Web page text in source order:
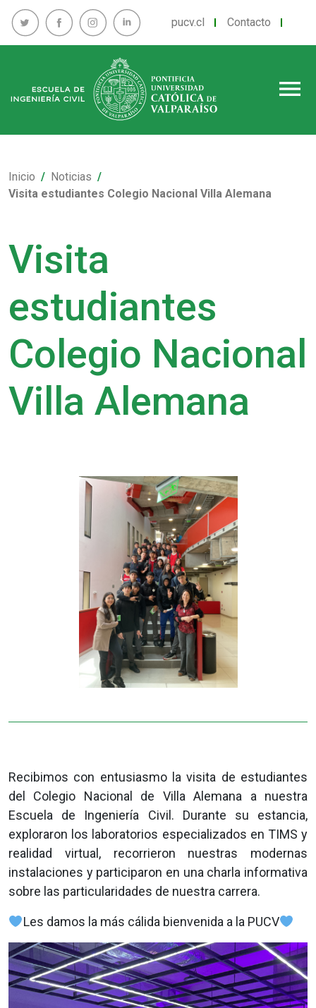
pucv.cl Contacto
menu
Inicio
Noticias
Visita estudiantes Colegio Nacional Villa Alemana
Visita
estudiantes
Colegio Nacional
Villa Alemana
Recibimos con entusiasmo la visita de estudiantes
del Colegio Nacional de Villa Alemana a nuestra
Escuela de Ingeniería Civil. Durante su estancia,
exploraron los laboratorios especializados en TIMS y
realidad virtual, recorrieron nuestras modernas
instalaciones y participaron en una charla informativa
sobre las particularidades de nuestra carrera.
Les damos la más cálida bienvenida a la PUCV